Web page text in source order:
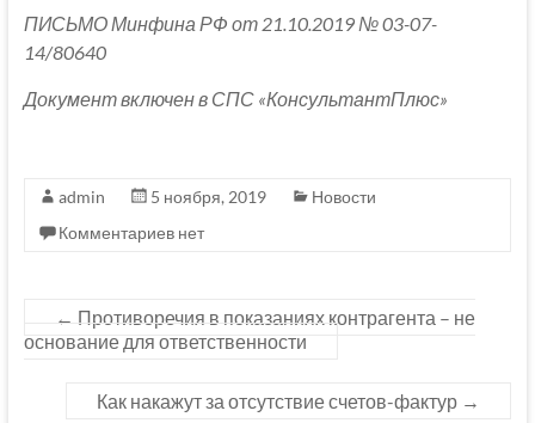
ПИСЬМО Минфина РФ от 21.10.2019 № 03-07-
14/80640
Документ включен в СПС «КонсультантПлюс»
admin 5 ноября, 2019
Новости
Комментариев нет
← Противоречия в показаниях контрагента – не
основание для ответственности
Как накажут за отсутствие счетов-фактур →